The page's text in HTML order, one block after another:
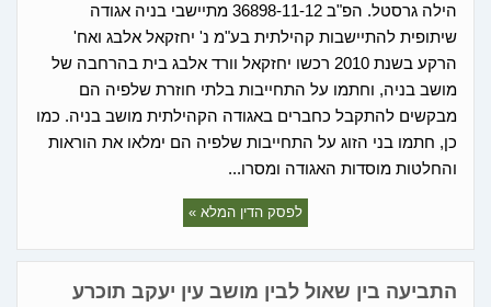
הילה גרסטל. הפ"ב 36898-11-12 מתיישבי בניה אגודה
שיתופית להתיישבות קהילתית בע"מ נ' יחזקאל אלבג ואח'
הרקע בשנת 2010 רכשו יחזקאל וורד אלבג בית בהרחבה של
מושב בניה, וחתמו על התחייבות בלתי חוזרת שלפיה הם
מבקשים להתקבל כחברים באגודה הקהילתית מושב בניה. כמו
כן, חתמו בני הזוג על התחייבות שלפיה הם ימלאו את הוראות
והחלטות מוסדות האגודה ומסרו...
לפסק הדין המלא »
התביעה בין שאול לבין מושב עין יעקב תוכרע